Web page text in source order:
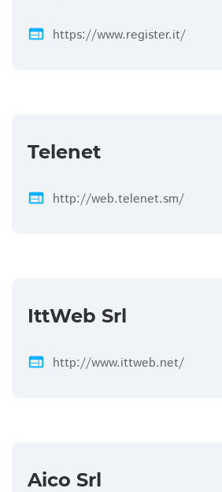
web https://www.register.it/
Telenet
web http://web.telenet.sm/
IttWeb Srl
web http://www.ittweb.net/
Aico Srl